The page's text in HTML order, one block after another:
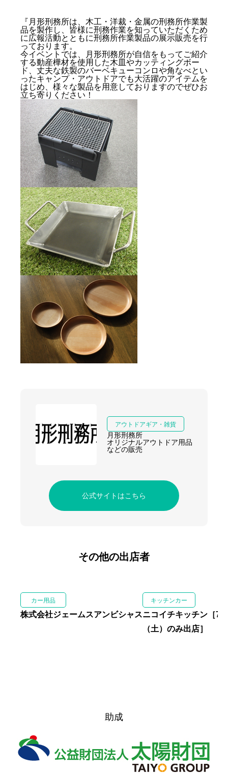
『月形刑務所は、木工・洋裁・金属の刑務所作業製
品を製作し、皆様に刑務作業を知っていただくため
に広報活動とともに刑務所作業製品の展示販売を行
っております。
今イベントでは、月形刑務所が自信をもってご紹介
する動産樺材を使用した木皿やカッティングボー
ド、丈夫な鉄製のバーベキューコンロや角なべとい
ったキャンプ・アウトドアでも大活躍のアイテムを
はじめ、様々な製品を用意しておりますのでぜひお
立ち寄りください！
アウトドアギア・雑貨
月形刑務所
オリジナルアウトドア用品
などの販売
公式サイトはこちら
その他の出店者
カー用品
株式会社ジェームスアンビシャス
キッチンカー
ニコイチキッチン［7
（土）のみ出店］
助成